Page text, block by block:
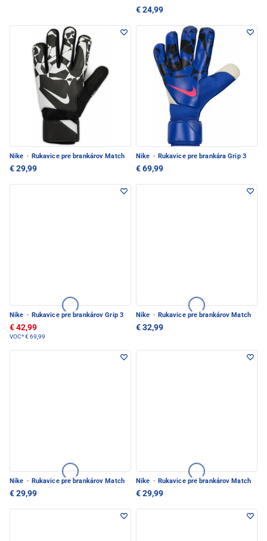
€ 24,99
Nike · Rukavice pre brankárov Match
€ 29,99
Nike · Rukavice pre brankára Grip 3
€ 69,99
Nike · Rukavice pre brankárov Grip 3
€ 42,99
VOC*€ 69,99
Nike · Rukavice pre brankárov Match
€ 32,99
Nike · Rukavice pre brankárov Match
€ 29,99
Nike · Rukavice pre brankárov Match
€ 29,99